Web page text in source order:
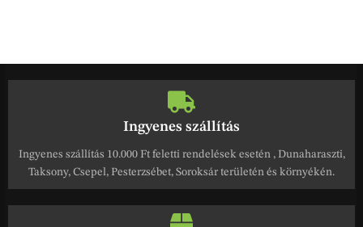
Ingyenes szállítás
Ingyenes szállítás 10.000 Ft feletti rendelések esetén , Dunaharaszti,
Taksony, Csepel, Pesterzsébet, Soroksár területén és környékén.